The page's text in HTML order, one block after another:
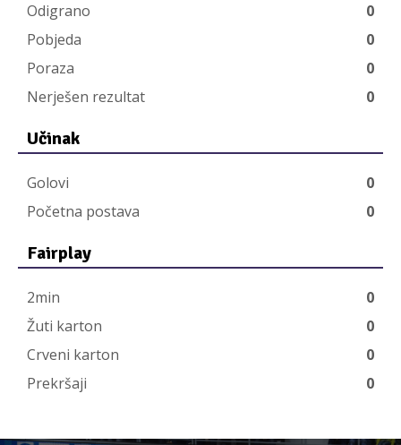
Odigrano
0
Pobjeda
0
Poraza
0
Nerješen rezultat
0
Učinak
Golovi
0
Početna postava
0
Fairplay
2min
0
Žuti karton
0
Crveni karton
0
Prekršaji
0